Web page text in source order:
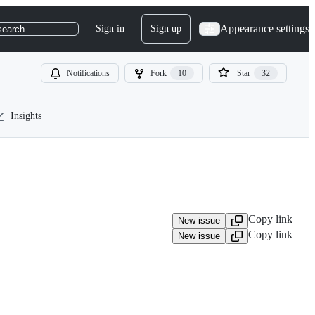
Sign in Sign up Appearance settings
Notifications Fork 10 Star 32
Insights
New issue Copy link
New issue
Copy link